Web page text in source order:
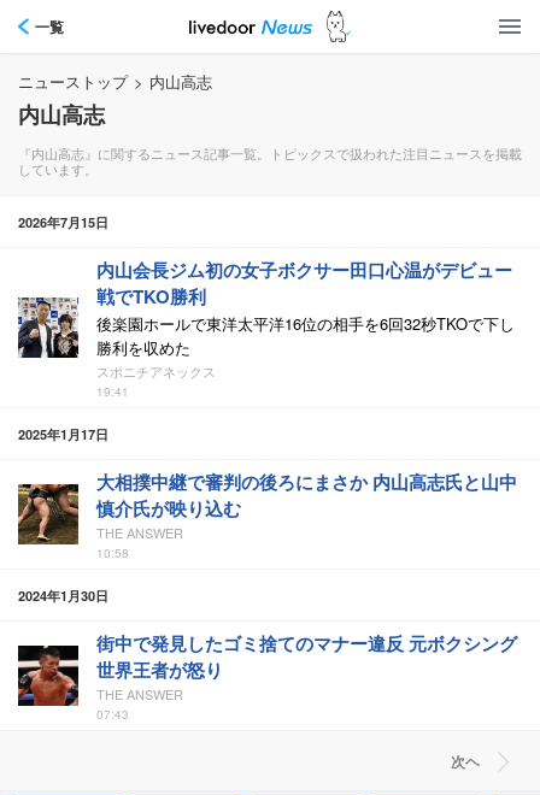
一覧
ニューストップ > 内山高志
内山高志
『内山高志』に関するニュース記事一覧。トピックスで扱われた注目ニュースを掲載
しています。
2026年7月15日
内山会長ジム初の女子ボクサー田口心温がデビュー
戦でTKO勝利
後楽園ホールで東洋太平洋16位の相手を6回32秒TKOで下し
勝利を収めた
スポニチアネックス
19:41
2025年1月17日
大相撲中継で審判の後ろにまさか 内山高志氏と山中
慎介氏が映り込む
THE ANSWER
10:58
2024年1月30日
街中で発見したゴミ捨てのマナー違反 元ボクシング
世界王者が怒り
THE ANSWER
07:43
次ヘ